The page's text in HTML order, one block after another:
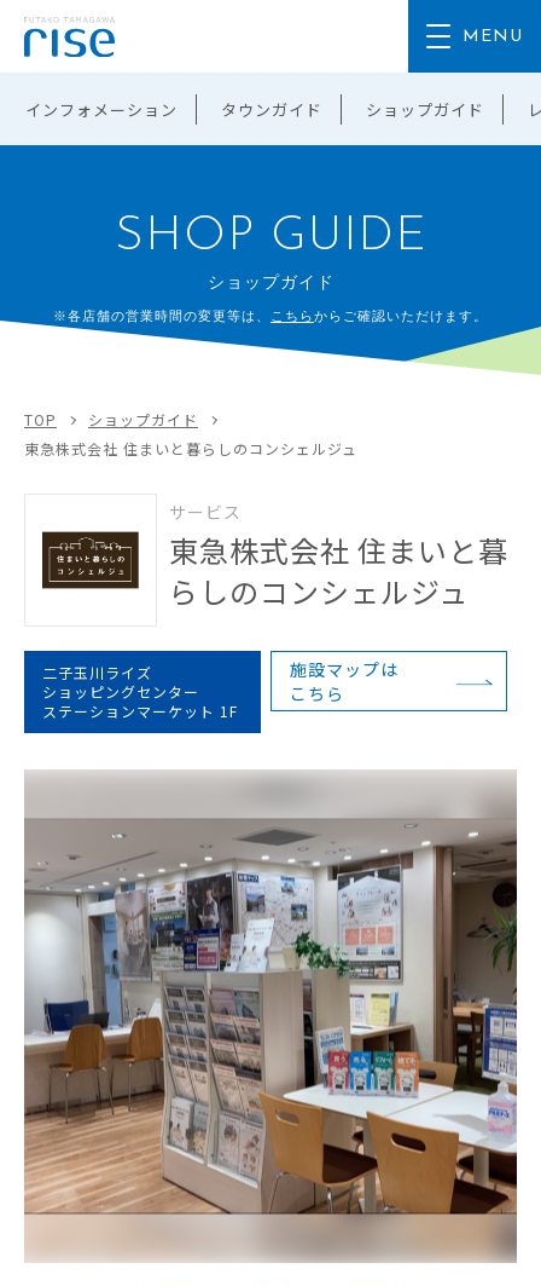
インフォメーション タウンガイド ショップガイド
SHOP GUIDE
ショップガイド
※各店舗の営業時間の変更等は、 こちらからご確認いただけます。
TOP
ショップガイド
東急株式会社 住まいと暮らしのコンシェルジュ
サービス
東急株式会社 住まいと暮
らしのコンシェルジュ
二子玉川ライズ
ショッピングセンター
ステーションマーケット 1F
施設マップは
こちら